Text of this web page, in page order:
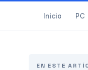
Inicio PC
EN ESTE